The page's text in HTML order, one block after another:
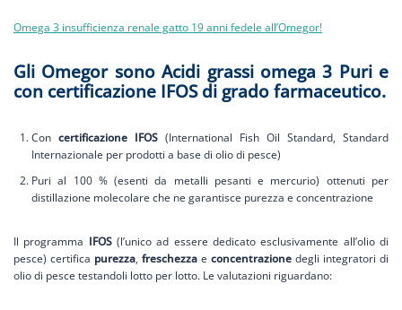
Omega 3 insufficienza renale gatto 19 anni fedele all’Omegor!
Gli Omegor sono Acidi grassi omega 3 Puri e
con certificazione IFOS di grado farmaceutico.
Con certificazione IFOS (International Fish Oil Standard, Standard
Internazionale per prodotti a base di olio di pesce)
Puri al 100 % (esenti da metalli pesanti e mercurio) ottenuti per
distillazione molecolare che ne garantisce purezza e concentrazione
Il programma IFOS(l’unico ad essere dedicato esclusivamente all’olio di
pesce) certifica purezza, freschezza e concentrazione degli integratori di
olio di pesce testandoli lotto per lotto. Le valutazioni riguardano: